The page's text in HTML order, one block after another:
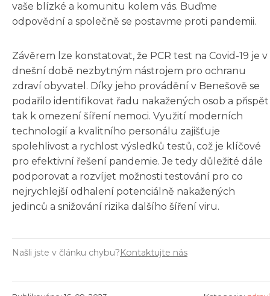
vaše blízké a komunitu kolem vás. Buďme
odpovědní a společně se postavme proti pandemii.
Závěrem lze konstatovat, že PCR test na Covid-19 je v
dnešní době nezbytným nástrojem pro ochranu
zdraví obyvatel. Díky jeho provádění v Benešově se
podařilo identifikovat řadu nakažených osob a přispět
tak k omezení šíření nemoci. Využití moderních
technologií a kvalitního personálu zajišťuje
spolehlivost a rychlost výsledků testů, což je klíčové
pro efektivní řešení pandemie. Je tedy důležité dále
podporovat a rozvíjet možnosti testování pro co
nejrychlejší odhalení potenciálně nakažených
jedinců a snižování rizika dalšího šíření viru.
Našli jste v článku chybu?Kontaktujte nás